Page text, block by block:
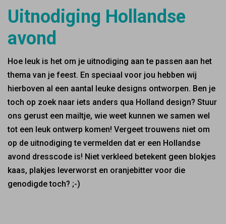
Uitnodiging Hollandse
avond
Hoe leuk is het om je uitnodiging aan te passen aan het
thema van je feest. En speciaal voor jou hebben wij
hierboven al een aantal leuke designs ontworpen. Ben je
toch op zoek naar iets anders qua Holland design? Stuur
ons gerust een mailtje, wie weet kunnen we samen wel
tot een leuk ontwerp komen! Vergeet trouwens niet om
op de uitnodiging te vermelden dat er een Hollandse
avond dresscode is! Niet verkleed betekent geen blokjes
kaas, plakjes leverworst en oranjebitter voor die
genodigde toch? ;-)